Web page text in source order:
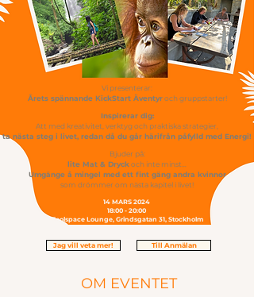
Vi presenterar:
Årets spännande KickStart Äventyroch gruppstarter!
Inspirerar dig:
Att med kreativitet, verktyg och praktiska strategier,
ta nästa steg i livet, redan då du går härifrån påfylld med Energi!
Bjuder på:
lite Mat & Dryckoch inte minst…
Umgänge å mingel med ett fint gäng andra kvinnor
som drömmer om nästa kapitel i livet!
14 MARS 2024
18:00 - 20:00
Toolspace Lounge, Grindsgatan 31, Stockholm
Jag vill veta mer! Till Anmälan
OM EVENTET